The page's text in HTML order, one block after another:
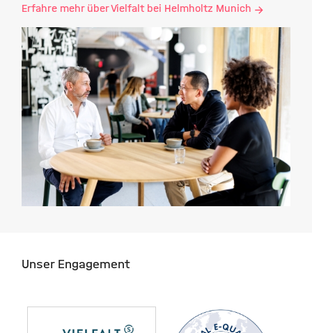
Erfahre mehr über Vielfalt bei Helmholtz Munich
Unser Engagement